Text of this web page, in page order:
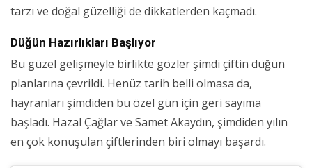
tarzı ve doğal güzelliği de dikkatlerden kaçmadı.
Düğün Hazırlıkları Başlıyor
Bu güzel gelişmeyle birlikte gözler şimdi çiftin düğün
planlarına çevrildi. Henüz tarih belli olmasa da,
hayranları şimdiden bu özel gün için geri sayıma
başladı. Hazal Çağlar ve Samet Akaydın, şimdiden yılın
en çok konuşulan çiftlerinden biri olmayı başardı.